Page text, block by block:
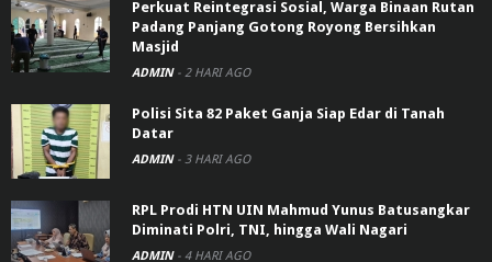
Perkuat Reintegrasi Sosial, Warga Binaan Rutan
Padang Panjang Gotong Royong Bersihkan
Masjid
ADMIN - 2 HARI AGO
Polisi Sita 82 Paket Ganja Siap Edar di Tanah
Datar
ADMIN - 3 HARI AGO
RPL Prodi HTN UIN Mahmud Yunus Batusangkar
Diminati Polri, TNI, hingga Wali Nagari
ADMIN - 4 HARI AGO